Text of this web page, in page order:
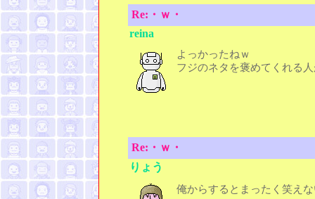
Re:・ｗ・
reina
よっかったねｗ
フジのネタを褒めてくれる
Re:・ｗ・
りょう
俺からするとまったく笑え